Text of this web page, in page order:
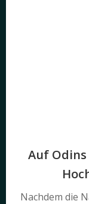
Auf
Nachdem die